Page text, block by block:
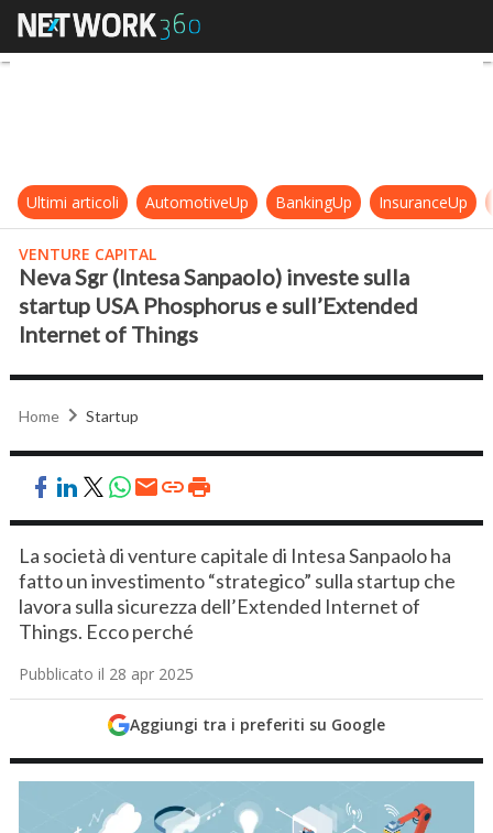
Neva Sgr (Intesa Sanpaolo)
Ultimi articoli AutomotiveUp BankingUp InsuranceUp
VENTURE CAPITAL
Neva Sgr (Intesa Sanpaolo) investe sulla
startup USA Phosphorus e sull’Extended
Internet of Things
Home Startup
La società di venture capitale di Intesa Sanpaolo ha
fatto un investimento “strategico” sulla startup che
lavora sulla sicurezza dell’Extended Internet of
Things. Ecco perché
Pubblicato il 28 apr 2025
Aggiungi tra i preferiti su Google